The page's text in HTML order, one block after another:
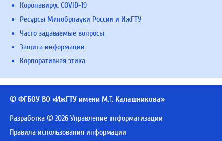
Коронавирус COVID-19
Ресурсы Минобрнауки России и ИжГТУ
Часто задаваемые вопросы
Защита информации
Корпоративная этика
© ФГБОУ ВО «ИжГТУ имени М.Т. Калашникова»
Разработка © 2026 Управление информатизации
Правила использования информации